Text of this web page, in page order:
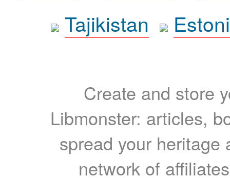
Tajikistan
Create and store
Libmonster: articles,
spread your heritage
network of